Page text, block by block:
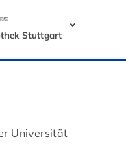
Stuttgart
Universität